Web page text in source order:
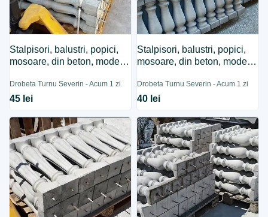
Stalpisori, balustri, popici,
mosoare, din beton, model
Drobeta Turnu Severin - Acum 1 zi
45 lei
Stalpisori, balustri, popici,
mosoare, din beton, model
Drobeta Turnu Severin - Acum 1 zi
40 lei